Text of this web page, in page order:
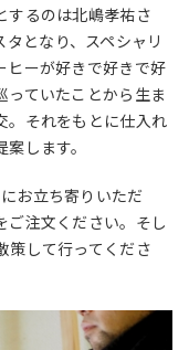
するのは北嶋孝祐さ
となり、スペシャリ
ヒーが好きで好きで好
っていたことから生ま
。それをもとに仕入れ
します。
お立ち寄りいただ
ご注文ください。そし
策して行ってくださ